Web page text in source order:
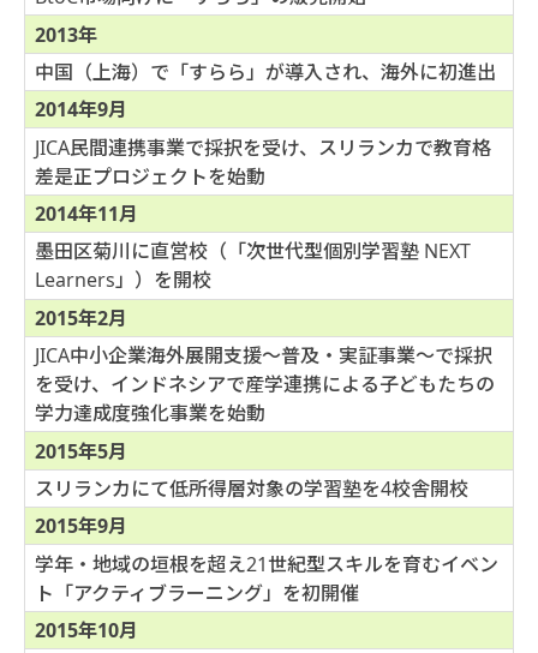
2013年
中国（上海）で「すらら」が導入され、海外に初進出
2014年9月
JICA民間連携事業で採択を受け、スリランカで教育格
差是正プロジェクトを始動
2014年11月
墨田区菊川に直営校（「次世代型個別学習塾 NEXT
Learners」）を開校
2015年2月
JICA中小企業海外展開支援～普及・実証事業～で採択
を受け、インドネシアで産学連携による子どもたちの
学力達成度強化事業を始動
2015年5月
スリランカにて低所得層対象の学習塾を4校舎開校
2015年9月
学年・地域の垣根を超え21世紀型スキルを育むイベン
ト「アクティブラーニング」を初開催
2015年10月